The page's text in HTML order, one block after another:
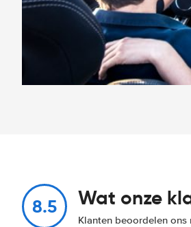
8.5 Wat onze
Klanten beoordelen